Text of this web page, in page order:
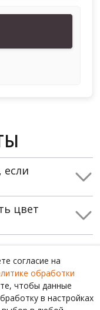
цвет
согласие на
обработки
чтобы данные
в настройках